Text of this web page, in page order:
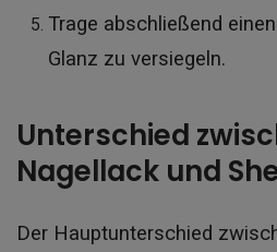
Trage abschließend
Glanz zu versiegeln.
Unterschied
Nagellack und
Der Hauptunterschied